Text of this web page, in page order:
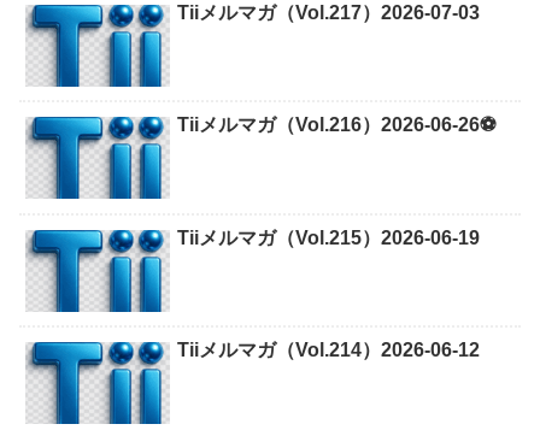
Tiiメルマガ（Vol.217）2026-07-03
Tiiメルマガ（Vol.216）2026-06-26⚽
Tiiメルマガ（Vol.215）2026-06-19
Tiiメルマガ（Vol.214）2026-06-12